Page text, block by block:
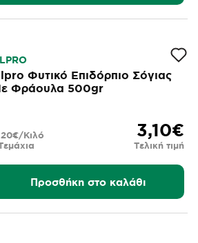
Φυτικό Επιδόρπιο Σόγιας
Φράουλα 500gr
3,10€
Τελική τιμή
Κιλό
Προσθήκη στο καλάθι